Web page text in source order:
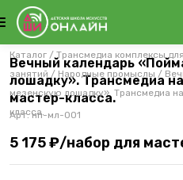
Каталог /Трансмедиа комплексы
занятий / Народные промыслы /
мезенскую лошадку». Трансмедиа
класса.
Вечный календарь
лошадку». Трансмедиа
мастер-класса.
Арт.нп-мл-001
5 175 ₽/набор для